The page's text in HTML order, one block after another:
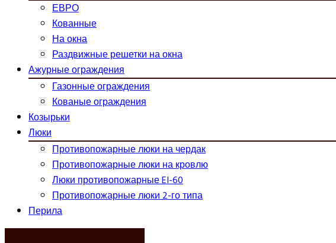
ЕВРО
Кованные
На окна
Раздвижные решетки на окна
Ажурные ограждения
Газонные ограждения
Кованые ограждения
Козырьки
Люки
Противопожарные люки на чердак
Противопожарные люки на кровлю
Люки противопожарные EI-60
Противопожарные люки 2-го типа
Перила